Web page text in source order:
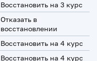
Восстановить на 3 курс
Отказать в
восстановлении
Восстановить на 4 курс
Восстановить на 4 курс